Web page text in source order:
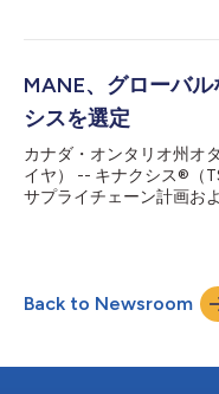
時30分（米国東部時間）
ー・ヤラスカビッチが主
第2四半期の決算情報は
後に発表されます。 説明
（木） 時刻： 午前8時
https://
を視聴可能） キナクシス
イチェーン・オーケスト
MANE、グローバ
シスを選定
カナダ・オンタリオ州オ
イヤ） -- キナクシス®（
サプライチェーン計画お
る中、計画機能を刷新す
ました。 南フランスに本
グローバル展開と国際市
ントで知られています。
Back to Newsroom